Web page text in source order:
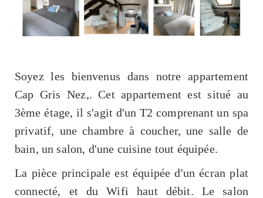
Soyez les bienvenus dans notre appartement
Cap Gris Nez,. Cet appartement est situé au
3ème étage, il s'agit d'un T2 comprenant un spa
privatif, une chambre à coucher, une salle de
bain, un salon, d'une cuisine tout équipée.
La pièce principale est équipée d'un écran plat
connecté, et du Wifi haut débit. Le salon